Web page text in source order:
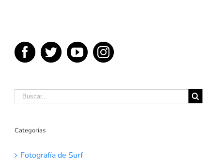
Buscar:
Categorías
Fotografía de Surf